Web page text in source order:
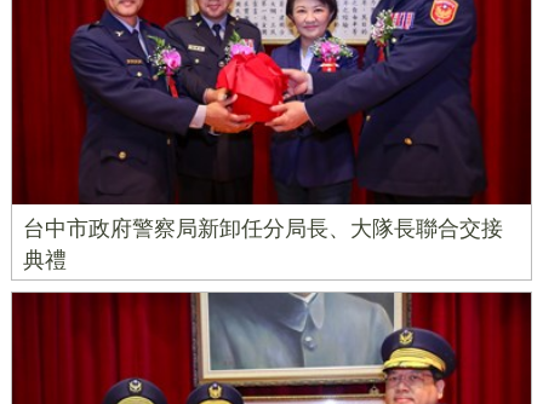
台中市政府警察局新卸任分局長、大隊長聯合交接
典禮